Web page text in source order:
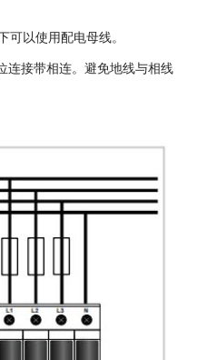
可以使用配电母线。
连接带相连。避免地线与相线